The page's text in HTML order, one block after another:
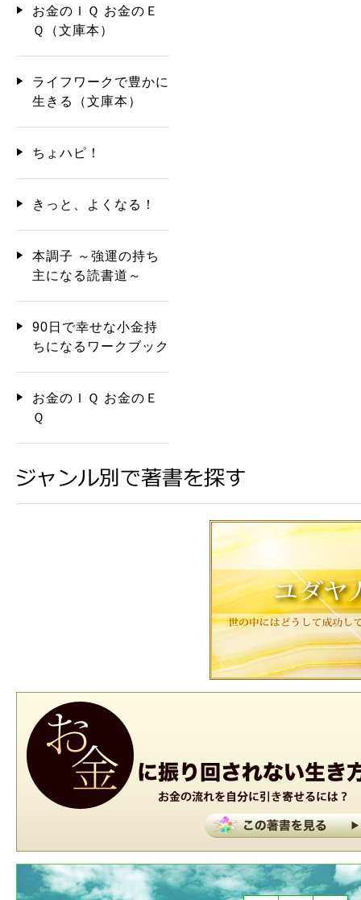
お金のＩＱ お金のＥ
Ｑ（文庫本）
ライフワークで豊かに
生きる（文庫本）
ちょハピ！
きっと、よくなる！
本調子 ～強運の持ち
主になる読書道～
90日で幸せな小金持
ちになるワークブック
お金のＩＱ お金のＥ
Ｑ